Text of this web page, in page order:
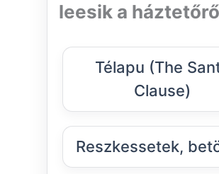
leesik a
Télapu (The
Clause)
Reszkessetek,